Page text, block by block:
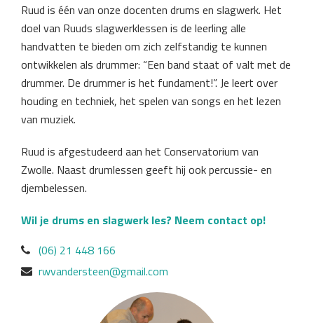
Ruud is één van onze docenten drums en slagwerk. Het
doel van Ruuds slagwerklessen is de leerling alle
handvatten te bieden om zich zelfstandig te kunnen
ontwikkelen als drummer: “Een band staat of valt met de
drummer. De drummer is het fundament!”. Je leert over
houding en techniek, het spelen van songs en het lezen
van muziek.
Ruud is afgestudeerd aan het Conservatorium van
Zwolle. Naast drumlessen geeft hij ook percussie- en
djembelessen.
Wil je drums en slagwerk les? Neem contact op!
(06) 21 448 166
rwvandersteen@gmail.com